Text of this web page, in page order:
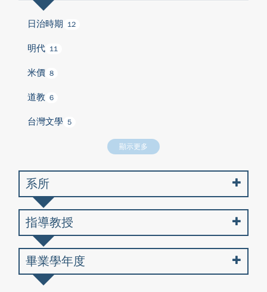
日治時期 12
明代 11
米價 8
道教 6
台灣文學 5
顯示更多
系所
指導教授
畢業學年度